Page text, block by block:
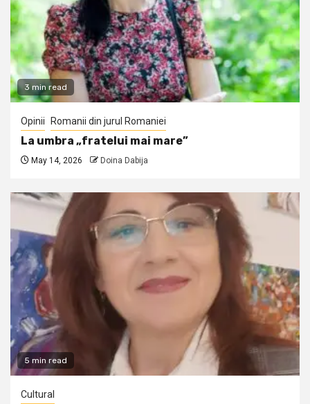
3 min read
Opinii Romanii din jurul Romaniei
La umbra „fratelui mai mare”
May 14, 2026 Doina Dabija
5 min read
Cultural